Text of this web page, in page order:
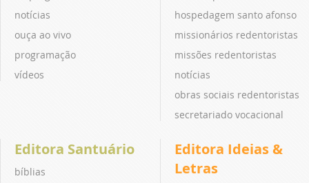
notícias
ouça ao vivo
programação
vídeos
hospedagem santo afonso
missionários redentoristas
missões redentoristas
notícias
obras sociais redentoristas
secretariado vocacional
Editora Santuário
bíblias
Editora Ideias &
Letras